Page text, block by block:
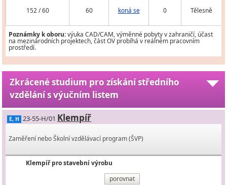
152 / 60 60 koná se 0 Tělesně
Poznámky k oboru:výuka CAD/CAM, výměnné pobyty v zahraničí, účast
na mezinárodních projektech, část OV probíhá v reálném pracovním
prostředí.
Zkrácené studium pro získání středního
vzdělání s výučním listem
E, H 23-55-H/01 Klempíř
Zaměření nebo Školní vzdělávací program (ŠVP)
Klempíř pro stavební výrobu
porovnat